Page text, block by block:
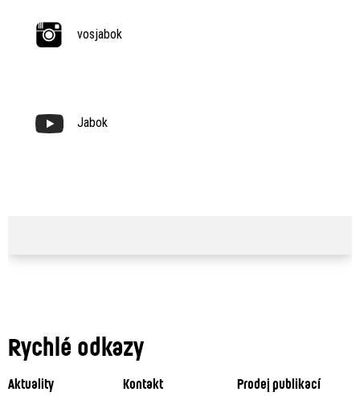
vosjabok
Jabok
Rychlé odkazy
Aktuality Kontakt
Prodej publikací